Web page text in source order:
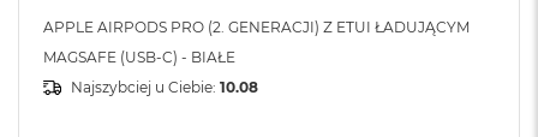
APPLE AIRPODS PRO (2. GENERACJI) Z ETUI ŁADUJĄCYM
MAGSAFE (USB-C) - BIAŁE
Najszybciej u Ciebie: 10.08